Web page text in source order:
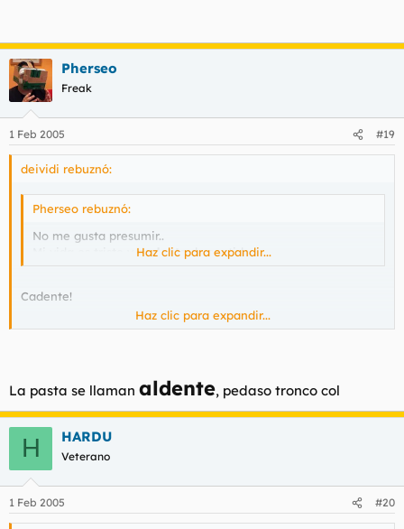
Pherseo
Freak
1 Feb 2005 #19
deividi rebuznó:
Pherseo rebuznó:
No me gusta presumir..
Mi vida es triste ycadentede sentido
Haz clic para expandir...
Cadente!
Haz clic para expandir...
La pasta se llaman aldente, pedaso tronco col
H HARDU
Veterano
1 Feb 2005 #20